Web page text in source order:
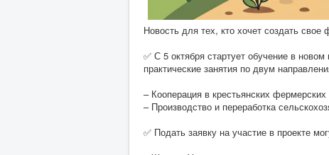
Новость для тех, кто хочет создать свое
✅ С 5 октября стартует обучение в
практические занятия по двум
– Кооперация в крестьянских фермерских
– Производство и переработка
✅ Подать заявку на участие в проекте